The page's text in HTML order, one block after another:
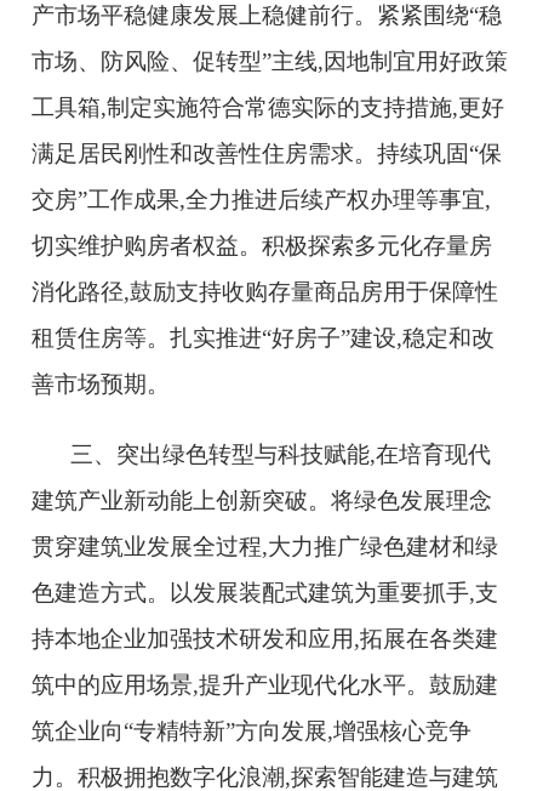
产市场平稳健康发展上稳健前行。紧紧围绕“稳
市场、防风险、促转型”主线,因地制宜用好政策
工具箱,制定实施符合常德实际的支持措施,更好
满足居民刚性和改善性住房需求。持续巩固“保
交房”工作成果,全力推进后续产权办理等事宜,
切实维护购房者权益。积极探索多元化存量房
消化路径,鼓励支持收购存量商品房用于保障性
租赁住房等。扎实推进“好房子”建设,稳定和改
善市场预期。
三、突出绿色转型与科技赋能,在培育现代
建筑产业新动能上创新突破。将绿色发展理念
贯穿建筑业发展全过程,大力推广绿色建材和绿
色建造方式。以发展装配式建筑为重要抓手,支
持本地企业加强技术研发和应用,拓展在各类建
筑中的应用场景,提升产业现代化水平。鼓励建
筑企业向“专精特新”方向发展,增强核心竞争
力。积极拥抱数字化浪潮,探索智能建造与建筑